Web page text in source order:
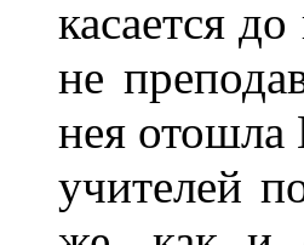
касается
не
нея
учителей